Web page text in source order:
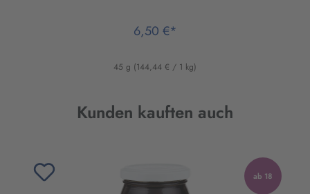
6,50 €*
45 g (144,44 € / 1 kg)
Produktgalerie überspringen
Kunden kauften auch
ab 18